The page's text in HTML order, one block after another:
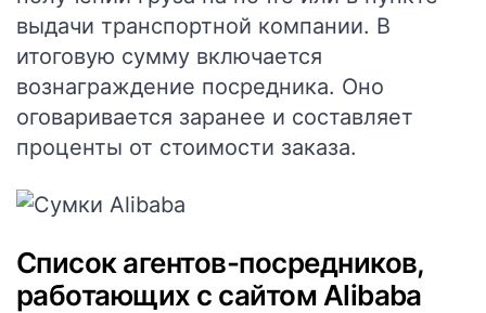
выдачи транспортной компании. В
итоговую сумму включается
вознаграждение посредника. Оно
оговаривается заранее и составляет
проценты от стоимости заказа.
Список агентов-посредников,
работающих с сайтом Alibaba